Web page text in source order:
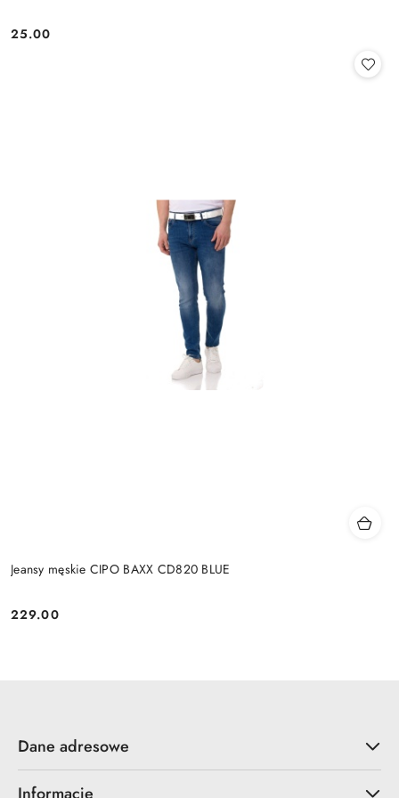
Cena:
25.00
Jeansy męskie CIPO BAXX CD820 BLUE
Cena:
229.00
Dane adresowe
Informacje